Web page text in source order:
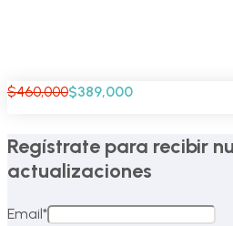
$460,000$389,000
Regístrate para recibir
actualizaciones
Email*